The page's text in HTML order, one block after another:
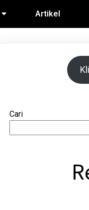
Artikel
Cari